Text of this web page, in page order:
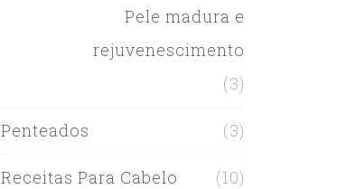
Pele madura e
rejuvenescimento
(3)
Penteados (3)
Receitas Para Cabelo (10)